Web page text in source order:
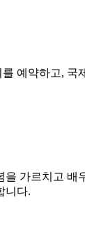
예약하고, 국
을 가르치고 배
니다.